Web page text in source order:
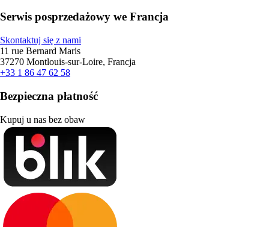
Serwis posprzedażowy we Francja
Skontaktuj się z nami
11 rue Bernard Maris
37270 Montlouis-sur-Loire, Francja
+33 1 86 47 62 58
Bezpieczna płatność
Kupuj u nas bez obaw